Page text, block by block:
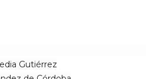
Gutiérrez